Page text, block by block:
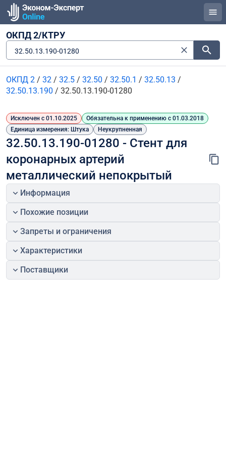
ОКПД 2/КТРУ
32.50.13.190-01280
ОКПД 2 / 32 / 32.5 / 32.50 / 32.50.1 / 32.50.13 /
32.50.13.190 / 32.50.13.190-01280
Исключен с 01.10.2025
Обязательна к применению с 01.03.2018
Единица измерения: Штука
Неукрупненная
32.50.13.190-01280 - Стент для
коронарных артерий
металлический непокрытый
Информация
Похожие позиции
Запреты и ограничения
Характеристики
Поставщики